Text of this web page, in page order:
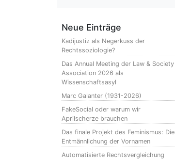
Neue Einträge
Kadijustiz als Negerkuss der
Rechtssoziologie?
Das Annual Meeting der Law & Society
Association 2026 als
Wissenschaftsasyl
Marc Galanter (1931-2026)
FakeSocial oder warum wir
Aprilscherze brauchen
Das finale Projekt des Feminismus: Die
Entmännlichung der Vornamen
Automatisierte Rechtsvergleichung